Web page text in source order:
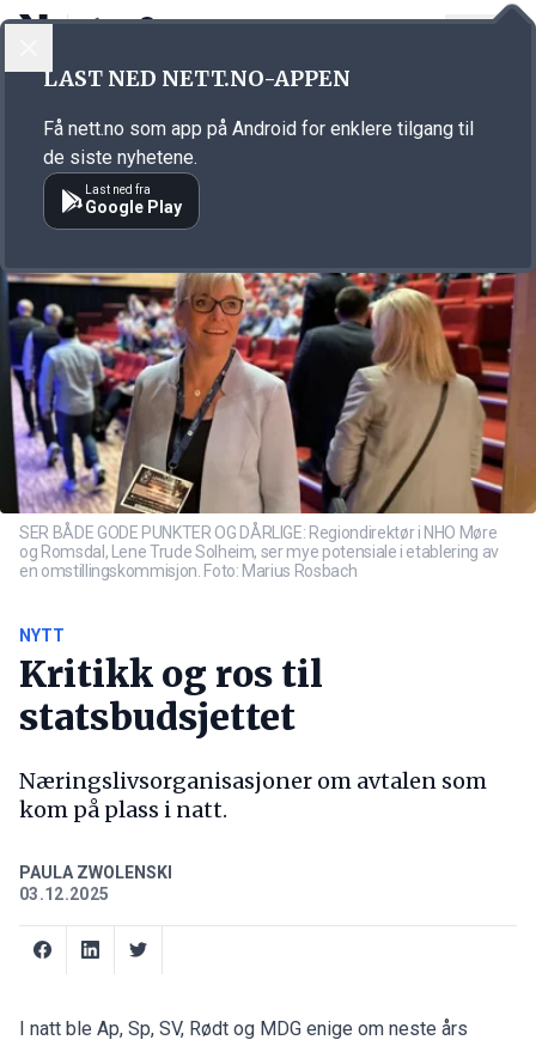
Annonsørinnhold
SER BÅDE GODE PUNKTER OG DÅRLIGE: Regiondirektør i NHO Møre
og Romsdal, Lene Trude Solheim, ser mye potensiale i etablering av
en omstillingskommisjon. Foto: Marius Rosbach
NYTT
Kritikk og ros til
statsbudsjettet
Næringslivsorganisasjoner om avtalen som
kom på plass i natt.
PAULA ZWOLENSKI
03.12.2025
I natt ble Ap, Sp, SV, Rødt og MDG enige om neste års
LAST NED NETT.NO-APPEN
Få nett.no som app på Android for enklere tilgang til
de siste nyhetene.
Last ned fra
Google Play